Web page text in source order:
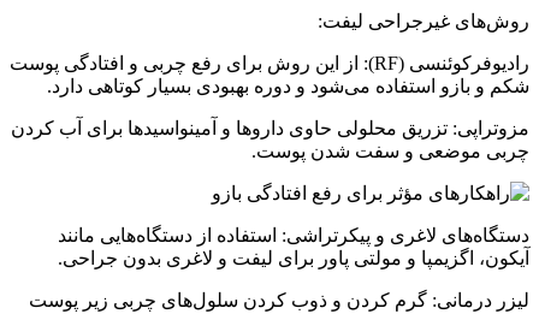
روش‌های غیرجراحی لیفت:
رادیوفرکوئنسی (RF): از این روش برای رفع چربی و افتادگی پوست
شکم و بازو استفاده می‌شود و دوره بهبودی بسیار کوتاهی دارد.
مزوتراپی: تزریق محلولی حاوی داروها و آمینواسیدها برای آب کردن
چربی موضعی و سفت شدن پوست.
دستگاه‌های لاغری و پیکرتراشی: استفاده از دستگاه‌هایی مانند
آیکون، اگزیمپا و مولتی پاور برای لیفت و لاغری بدون جراحی.
لیزر درمانی: گرم کردن و ذوب کردن سلول‌های چربی زیر پوست